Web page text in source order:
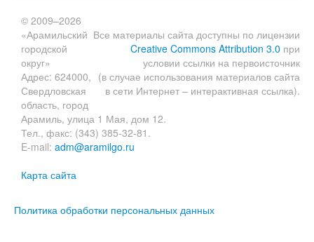
Все материалы сайта доступны по лицензии
Creative Commons Attribution 3.0 при
условии ссылки на первоисточник
(в случае использования материалов сайта
в сети Интернет – интерактивная ссылка).
© 2009–2026
«Арамильский
городской
округ»
Адрес: 624000,
Свердловская
область, город
Арамиль, улица 1 Мая, дом 12.
Тел., факс: (343) 385-32-81.
E-mail: adm@aramilgo.ru
Карта сайта
Политика обработки персональных данных